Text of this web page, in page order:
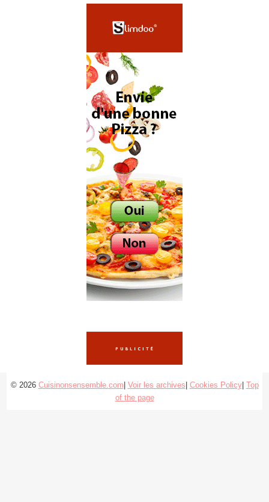
© 2026 Cuisinonsensemble.com Voir les archives Cookies Policy| Top
of the page